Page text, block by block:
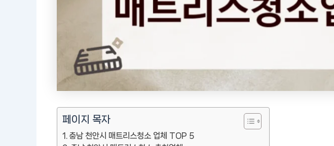
페이지 목자
충남 천안시 매트리스청소 업체 TOP 5